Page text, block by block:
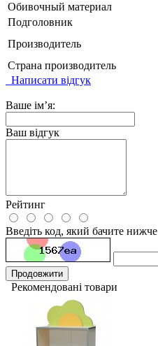
Обивочный материал
Подголовник
Производитель
Страна производитель
Написати відгук
Ваше ім’я:
Ваш відгук
Рейтинг
Введіть код, який бачите нижче
Продовжити
Рекомендовані товари